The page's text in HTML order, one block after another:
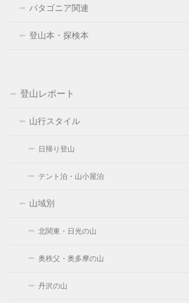
パタゴニア関連
登山本・探検本
登山レポート
山行スタイル
日帰り登山
テント泊・山小屋泊
山域別
北関東・日光の山
奥秩父・奥多摩の山
丹沢の山